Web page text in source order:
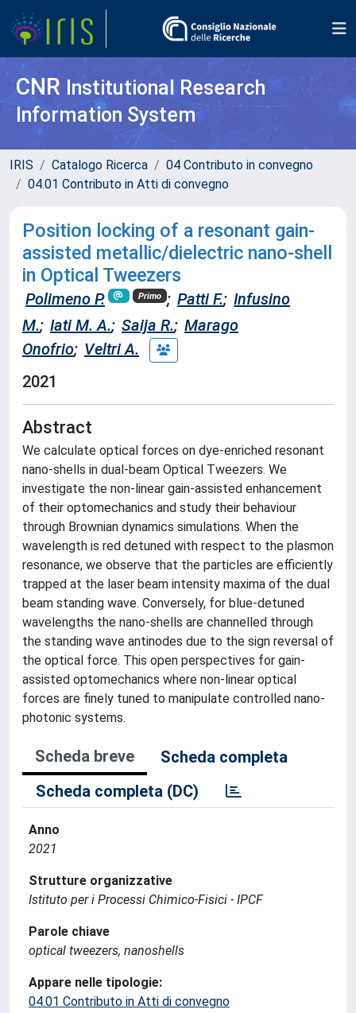
CNR Institutional Research
Information System
IRIS Catalogo Ricerca
04 Contributo in convegno
04.01 Contributo in Atti di convegno
Position locking of a resonant gain-
assisted metallic/dielectric nano-shell
in Optical Tweezers
Polimeno P. Primo ; Patti F.; Infusino
M.; Iati M. A.; Saija R.; Marago
Onofrio; Veltri A.
2021
Abstract
We calculate optical forces on dye-enriched resonant
nano-shells in dual-beam Optical Tweezers. We
investigate the non-linear gain-assisted enhancement
of their optomechanics and study their behaviour
through Brownian dynamics simulations. When the
wavelength is red detuned with respect to the plasmon
resonance, we observe that the particles are efficiently
trapped at the laser beam intensity maxima of the dual
beam standing wave. Conversely, for blue-detuned
wavelengths the nano-shells are channelled through
the standing wave antinodes due to the sign reversal of
the optical force. This open perspectives for gain-
assisted optomechanics where non-linear optical
forces are finely tuned to manipulate controlled nano-
photonic systems.
Scheda breve
Scheda completa
Scheda completa (DC)
Anno
2021
Strutture organizzative
Istituto per i Processi Chimico-Fisici - IPCF
Parole chiave
optical tweezers, nanoshells
Appare nelle tipologie:
04.01 Contributo in Atti di convegno